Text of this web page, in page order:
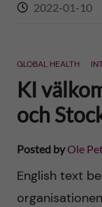
2022-01-10
GLOBAL HEALTH
KI
och
Posted byOle
English text